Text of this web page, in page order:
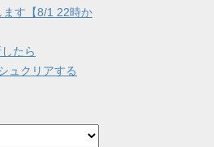
ます【8/1 22時か
たら
ュクリアする